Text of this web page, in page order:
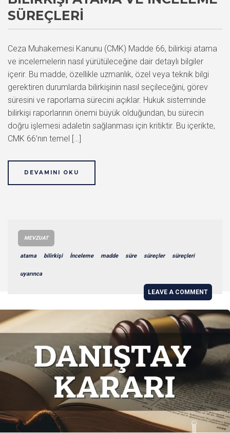
SÜREÇLERI
Ceza Muhakemesi Kanunu (CMK) Madde 66, bilirkişi atama
ve incelemelerin nasıl yürütüleceğine dair detaylı bilgiler
içerir. Bu madde, özellikle uzmanlık, özel veya teknik bilgi
gerektiren durumlarda bilirkişinin nasıl seçileceğini, görev
süresini ve raporlama sürecini açıklar. Hukuk sisteminde
bilirkişi raporlarının önemi büyük olduğundan, bu sürecin
doğru işlemesi adaletin sağlanması için kritiktir. Bu içerikte,
CMK 66’nın temel […]
DEVAMINI OKU
MEVZUAT
atama bilirkişi İnceleme madde süre süreçler süreçleri
uyarınca
LEAVE A COMMENT